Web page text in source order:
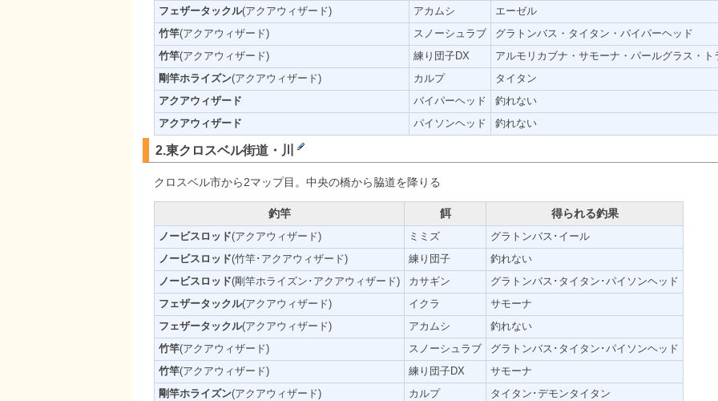
フェザータックル(アクアウィザード) アカムシ
エーゼル
竹竿(アクアウィザード) スノーシュラブ
グラトンバス・タイタン・バイパーヘッド
竹竿(アクアウィザード) 練り団子DX
アルモリカブナ・サモーナ・パールグラス・ト
剛竿ホライズン(アクアウィザード) カルプ
タイタン
アクアウィザード
バイパーヘッド
釣れない
アクアウィザード
パイソンヘッド 釣れない
2.東クロスベル街道・川
クロスベル市から2マップ目。中央の橋から脇道を降りる
釣竿 餌 得られる釣果
ノービスロッド(アクアウィザード) ミミズ
グラトンバス･イール
ノービスロッド(竹竿･アクアウィザード) 練り団子
釣れない
ノービスロッド(剛竿ホライズン･アクアウィザード) カサギン
グラトンバス･タイタン･パイソンヘッド
フェザータックル(アクアウィザード) イクラ
サモーナ
フェザータックル(アクアウィザード) アカムシ
釣れない
竹竿(アクアウィザード) スノーシュラブ
グラトンバス･タイタン･パイソンヘッド
竹竿(アクアウィザード) 練り団子DX
サモーナ
剛竿ホライズン(アクアウィザード) カルプ タイタン･デモンタイタン